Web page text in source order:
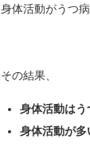
身体活動がうつ
その結果、
身体活動はう
身体活動が